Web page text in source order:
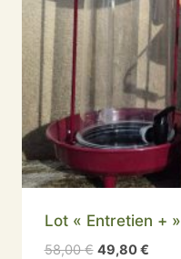
Lot « Entretien + »
58,00€ Le
49,80€Le